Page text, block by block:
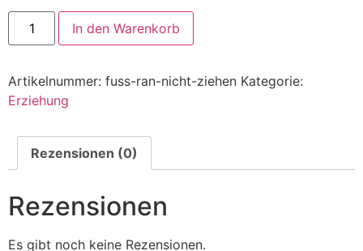
In den Warenkorb
Artikelnummer: fuss-ran-nicht-ziehen Kategorie:
Erziehung
Rezensionen (0)
Rezensionen
Es gibt noch keine Rezensionen.